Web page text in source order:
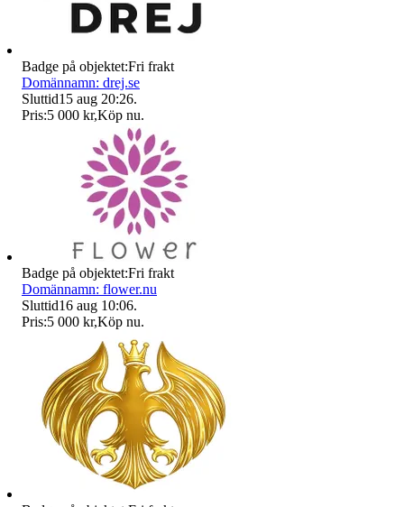
Badge på objektet:Fri frakt
Domännamn: drej.se
Sluttid15 aug 20:26.
Pris:5 000 kr,Köp nu.
Badge på objektet:Fri frakt
Domännamn: flower.nu
Sluttid16 aug 10:06.
Pris:5 000 kr,Köp nu.